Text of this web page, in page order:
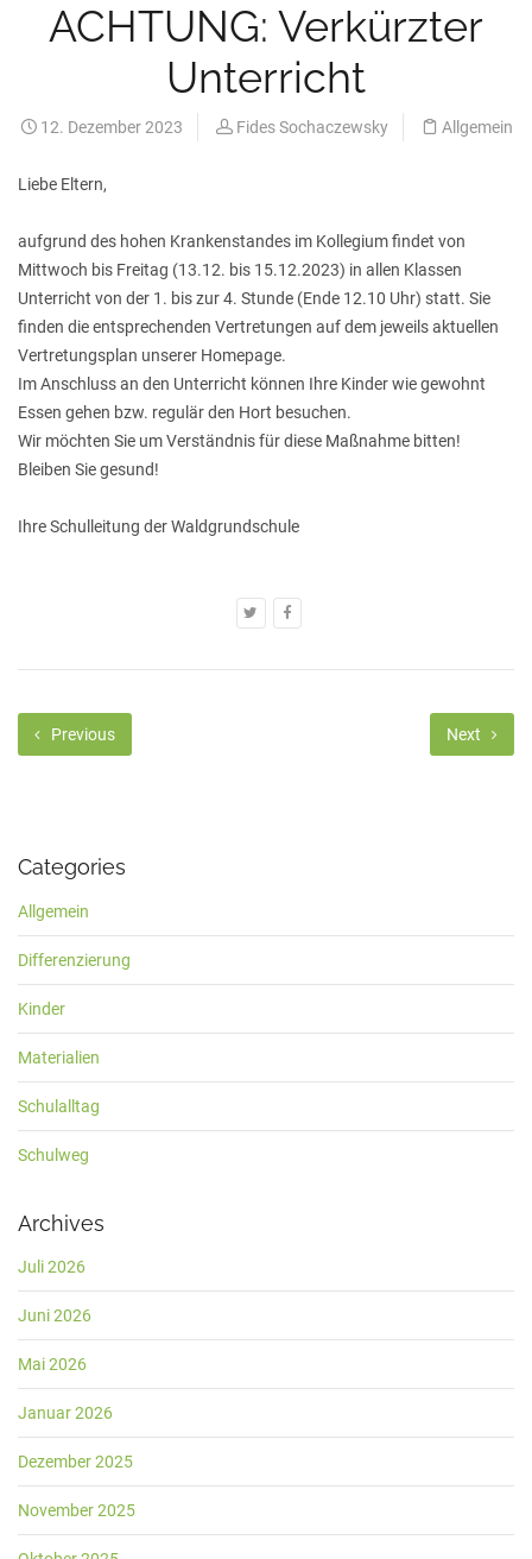
ACHTUNG: Verkürzter
Unterricht
12. Dezember 2023 Fides Sochaczewsky Allgemein
Liebe Eltern,
aufgrund des hohen Krankenstandes im Kollegium findet von
Mittwoch bis Freitag (13.12. bis 15.12.2023) in allen Klassen
Unterricht von der 1. bis zur 4. Stunde (Ende 12.10 Uhr) statt. Sie
finden die entsprechenden Vertretungen auf dem jeweils aktuellen
Vertretungsplan unserer Homepage.
Im Anschluss an den Unterricht können Ihre Kinder wie gewohnt
Essen gehen bzw. regulär den Hort besuchen.
Wir möchten Sie um Verständnis für diese Maßnahme bitten!
Bleiben Sie gesund!
Ihre Schulleitung der Waldgrundschule
Previous Next
Categories
Allgemein
Differenzierung
Kinder
Materialien
Schulalltag
Schulweg
Archives
Juli 2026
Juni 2026
Mai 2026
Januar 2026
Dezember 2025
November 2025